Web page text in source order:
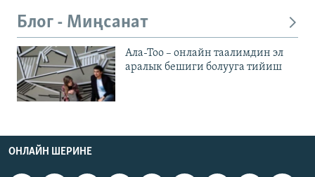
Блог - Миңсанат
Ала-Тоо – онлайн таалимдин эл
аралык бешиги болууга тийиш
ОНЛАЙН ШЕРИНЕ